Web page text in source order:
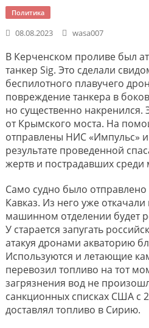
Политика
08.08.2023 wasa007
В Керченском проливе был
танкер Sig. Это сделали
беспилотного плавучего
повреждение танкера в
но существенно накренился.
от Крымского моста. На
отправлены НИС «Импульс»
результате проведенной
жертв и пострадавших среди
Само судно было
Кавказ. Из него уже
машинном отделении будет
У старается запугать
атакуя дронами акваторию
Используются и летающие
перевозил топливо на тот
загрязнения вод не
санкционных списках США с
доставлял топливо в Сирию.